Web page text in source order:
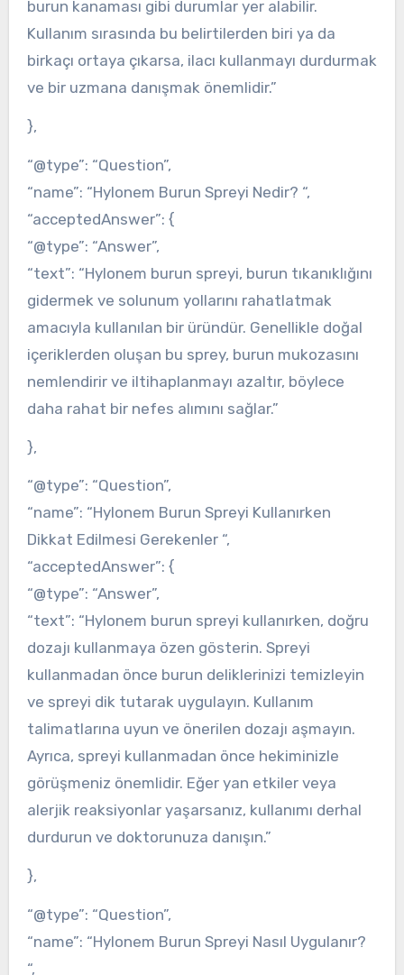
burun kanaması gibi durumlar yer alabilir.
Kullanım sırasında bu belirtilerden biri ya da
birkaçı ortaya çıkarsa, ilacı kullanmayı durdurmak
ve bir uzmana danışmak önemlidir.”
},
“@type”: “Question”,
“name”: “Hylonem Burun Spreyi Nedir? “,
“acceptedAnswer”: {
“@type”: “Answer”,
“text”: “Hylonem burun spreyi, burun tıkanıklığını
gidermek ve solunum yollarını rahatlatmak
amacıyla kullanılan bir üründür. Genellikle doğal
içeriklerden oluşan bu sprey, burun mukozasını
nemlendirir ve iltihaplanmayı azaltır, böylece
daha rahat bir nefes alımını sağlar.”
},
“@type”: “Question”,
“name”: “Hylonem Burun Spreyi Kullanırken
Dikkat Edilmesi Gerekenler “,
“acceptedAnswer”: {
“@type”: “Answer”,
“text”: “Hylonem burun spreyi kullanırken, doğru
dozajı kullanmaya özen gösterin. Spreyi
kullanmadan önce burun deliklerinizi temizleyin
ve spreyi dik tutarak uygulayın. Kullanım
talimatlarına uyun ve önerilen dozajı aşmayın.
Ayrıca, spreyi kullanmadan önce hekiminizle
görüşmeniz önemlidir. Eğer yan etkiler veya
alerjik reaksiyonlar yaşarsanız, kullanımı derhal
durdurun ve doktorunuza danışın.”
},
“@type”: “Question”,
“name”: “Hylonem Burun Spreyi Nasıl Uygulanır?
“,